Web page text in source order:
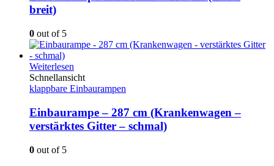
breit)
0 out of 5
Weiterlesen
Schnellansicht
klappbare Einbaurampen
Einbaurampe – 287 cm (Krankenwagen –
verstärktes Gitter – schmal)
0 out of 5